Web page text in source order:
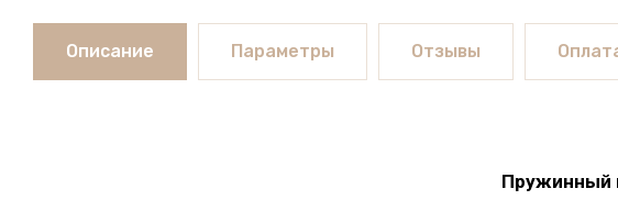
Описание Параметры Отзывы
Пружинный